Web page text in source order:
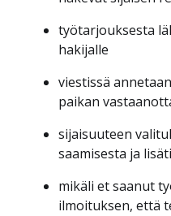
työtarjouksesta
hakijalle
viestissä
paikan
sijaisuuteen
saamisesta ja
mikäli et saanut
ilmoituksen, että